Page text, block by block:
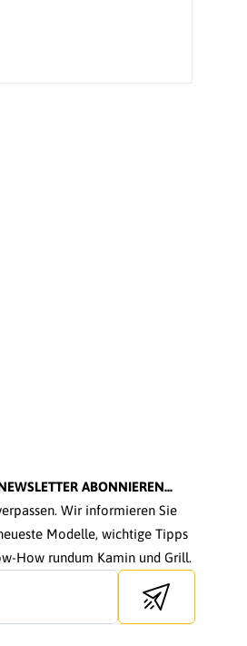
ABONNIEREN...
Wir informieren Sie
Modelle, wichtige Tipps
How rundum Kamin und Grill.
Send newsletter